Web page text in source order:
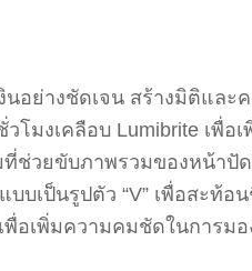
อย่างชัดเจน สร้างมิติแล
เคลือบ Lumibrite เพื่อเ
ที่ช่วยขับภาพรวมของหน้า
เป็นรูปตัว “V” เพื่อสะท้อ
พื่อเพิ่มความคมชัดในการมอ